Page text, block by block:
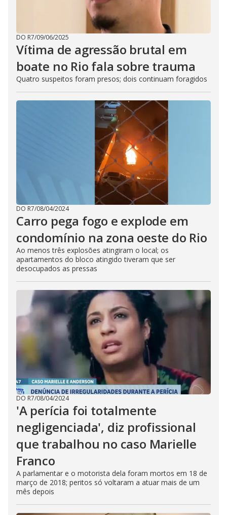
DO R7/09/06/2025
Vítima de agressão brutal em
boate no Rio fala sobre trauma
Quatro suspeitos foram presos; dois continuam foragidos
DO R7/08/04/2024
Carro pega fogo e explode em
condomínio na zona oeste do Rio
Ao menos três explosões atingiram o local; os
apartamentos do bloco atingido tiveram que ser
desocupados as pressas
DO R7/08/04/2024
'A perícia foi totalmente
negligenciada', diz profissional
que trabalhou no caso Marielle
Franco
A parlamentar e o motorista dela foram mortos em 18 de
março de 2018; peritos só voltaram a atuar mais de um
mês depois